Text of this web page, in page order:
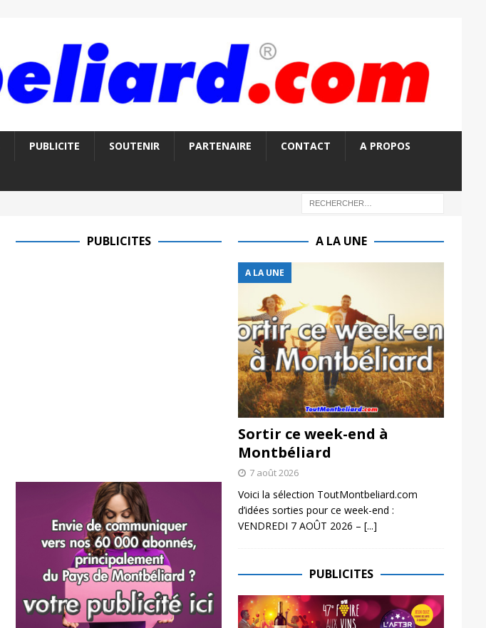
PUBLICITE SOUTENIR PARTENAIRE CONTACT A PROPOS
PUBLICITES A LA UNE
A LA UNE
Sortir ce week-end à
Montbéliard
7 août 2026
Voici la sélection ToutMontbeliard.com
d’idées sorties pour ce week-end :
VENDREDI 7 AOÛT 2026 – [...]
PUBLICITES